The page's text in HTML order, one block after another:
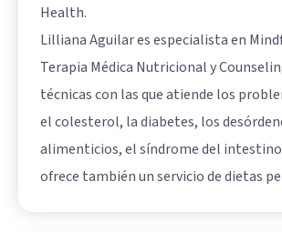
Health.
Lilliana Aguilar es especialista en
Terapia Médica Nutricional y
técnicas con las que atiende los
el colesterol, la diabetes, los
alimenticios, el síndrome del
ofrece también un servicio de dietas